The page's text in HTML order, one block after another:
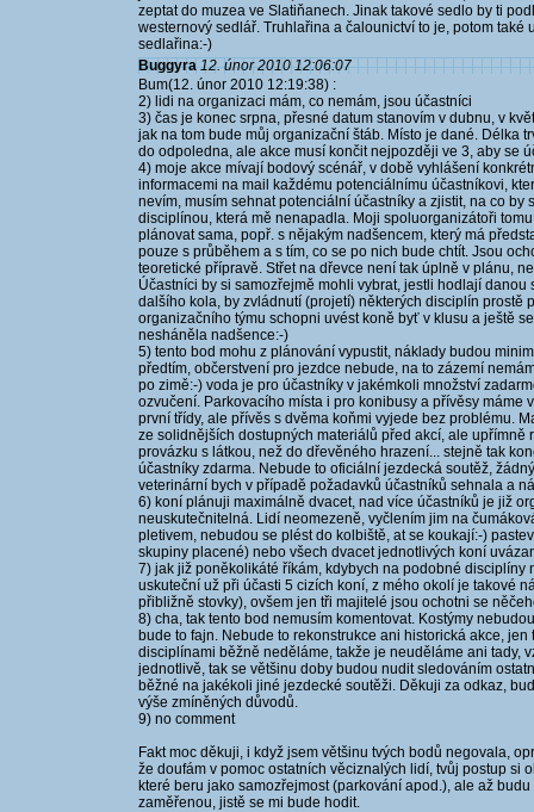
zeptat do muzea ve Slatiňanech. Jinak takové sedlo by ti
westernový sedlář. Truhlařina a čalounictví to je, potom
sedlařina:-)
Buggyra 12. únor 2010 12:06:07
Bum(12. únor 2010 12:19:38) :
2) lidi na organizaci mám, co nemám, jsou účastníci
3) čas je konec srpna, přesné datum stanovím v dubnu, v
jak na tom bude můj organizační štáb. Místo je dané. Délka
do odpoledna, ale akce musí končit nejpozději ve 3, aby se
4) moje akce mívají bodový scénář, v době vyhlášení
informacemi na mail každému potenciálnímu účastníkovi,
nevím, musím sehnat potenciální účastníky a zjistit, na co by
disciplínou, která mě nenapadla. Moji spoluorganizátoři
plánovat sama, popř. s nějakým nadšencem, který má
pouze s průběhem a s tím, co se po nich bude chtít. Jsou
teoretické přípravě. Střet na dřevce není tak úplně v plánu,
Účastníci by si samozřejmě mohli vybrat, jestli hodlají
dalšího kola, by zvládnutí (projetí) některých disciplín prostě
organizačního týmu schopni uvést koně byť v klusu a ještě
nesháněla nadšence:-)
5) tento bod mohu z plánování vypustit, náklady budou
předtím, občerstvení pro jezdce nebude, na to zázemí
po zimě:-) voda je pro účastníky v jakémkoli množství
ozvučení. Parkovacího místa i pro konibusy a přívěsy máme
první třídy, ale přívěs s dvěma koňmi vyjede bez problému.
ze solidnějších dostupných materiálů před akcí, ale
provázku s látkou, než do dřevěného hrazení... stejně tak
účastníky zdarma. Nebude to oficiální jezdecká soutěž,
veterinární bych v případě požadavků účastníků sehnala a
6) koní plánuji maximálně dvacet, nad více účastníků je již
neuskutečnitelná. Lidí neomezeně, vyčlením jim na
pletivem, nebudou se plést do kolbiště, at se koukají:-)
skupiny placené) nebo všech dvacet jednotlivých koní
7) jak již poněkolikáté říkám, kdybych na podobné disciplíny
uskuteční už při účasti 5 cizích koní, z mého okolí je takové
přibližně stovky), ovšem jen tři majitelé jsou ochotni se
8) cha, tak tento bod nemusím komentovat. Kostýmy
bude to fajn. Nebude to rekonstrukce ani historická akce,
disciplínami běžně neděláme, takže je neuděláme ani tady,
jednotlivě, tak se většinu doby budou nudit sledováním
běžné na jakékoli jiné jezdecké soutěži. Děkuji za odkaz,
výše zmíněných důvodů.
9) no comment
Fakt moc děkuji, i když jsem většinu tvých bodů negovala,
že doufám v pomoc ostatních věciznalých lidí, tvůj postup si
které beru jako samozřejmost (parkování apod.), ale až
zaměřenou, jistě se mi bude hodit.